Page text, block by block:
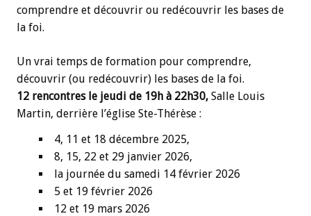
comprendre et découvrir ou redécouvrir les bases de
la foi.
Un vrai temps de formation pour comprendre,
découvrir (ou redécouvrir) les bases de la foi.
12 rencontres le jeudi de 19h à 22h30, Salle Louis
Martin, derrière l’église Ste-Thérèse :
4, 11 et 18 décembre 2025,
8, 15, 22 et 29 janvier 2026,
la journée du samedi 14 février 2026
5 et 19 février 2026
12 et 19 mars 2026